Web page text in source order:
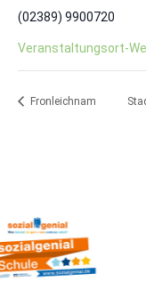
(02389) 9900720
Veranstaltungsort-
Fronleichnam